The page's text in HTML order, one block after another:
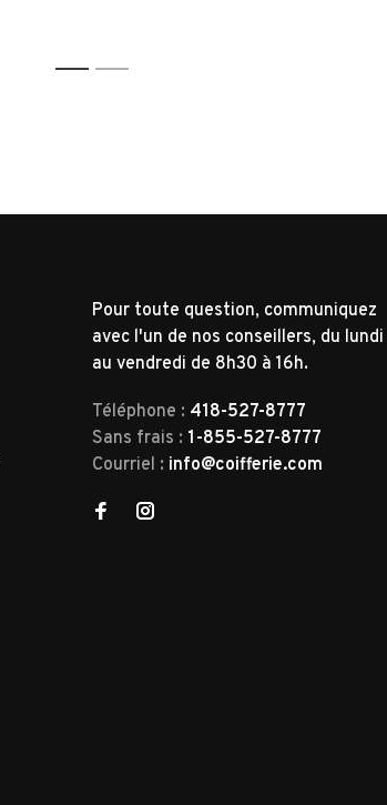
1 2
Pour toute question, communiquez
avec l'un de nos conseillers, du lundi
au vendredi de 8h30 à 16h.
Téléphone : 418-527-8777
Sans frais : 1-855-527-8777
Courriel : info@coifferie.com